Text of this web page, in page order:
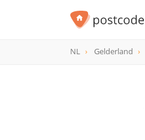
NL Gelderland